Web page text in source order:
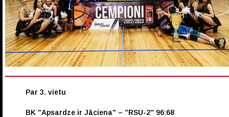
Par 3. vietu
BK "Apsardze ir Jāciena" – "RSU-2" 96:68